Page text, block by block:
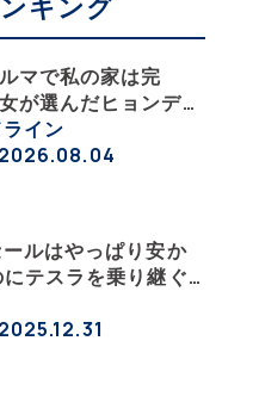
マで私の家は完
が選んだヒョンデ
」の「エネルギーハ
活【ななみんEVレ
イン
ルはやっぱり安か
テスラを乗り継ぐ
うこと？ 【テスラ
た大学教授のEV生